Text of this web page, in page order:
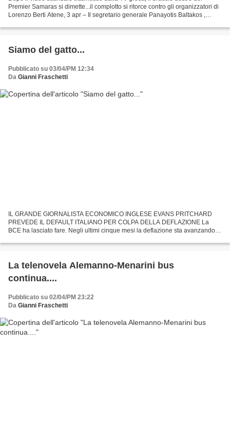
Premier Samaras si dimette...il complotto si ritorce contro gli organizzatori di
Lorenzo Berti Atene, 3 apr – Il segretario generale Panayotis Baltakos ,
Siamo del gatto...
Pubblicato su 03/04/PM 12:34
Da Gianni Fraschetti
IL GRANDE GIORNALISTA ECONOMICO INGLESE EVANS PRITCHARD
PREVEDE IL DEFAULT ITALIANO PER COLPA DELLA DEFLAZIONE La
BCE ha lasciato fare. Negli ultimi cinque mesi la deflazione sta avanzando al
La telenovela Alemanno-Menarini bus
continua....
Pubblicato su 02/04/PM 23:22
Da Gianni Fraschetti